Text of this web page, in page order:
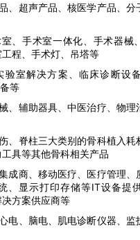
、超声产品、核医学产品、分
、手术室一体化、手术器械
程、手术灯、吊塔等
验室解决方案、临床诊断设
等
、辅助器具、中医治疗、物理
、脊柱三大类别的骨科植入耗
具等其他骨科相关产品
成商、移动医疗、医疗管理、
、显示打印存储等IT设备提
方案供应商等
电、脑电、肌电诊断仪器、监